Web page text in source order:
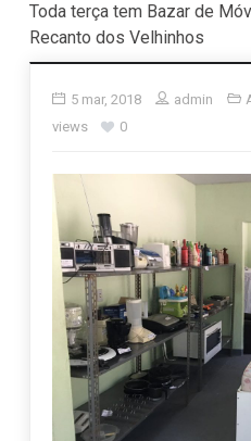
Toda terça tem Bazar de
Recanto dos Velhinhos
5 mar, 2018 admin
views
0